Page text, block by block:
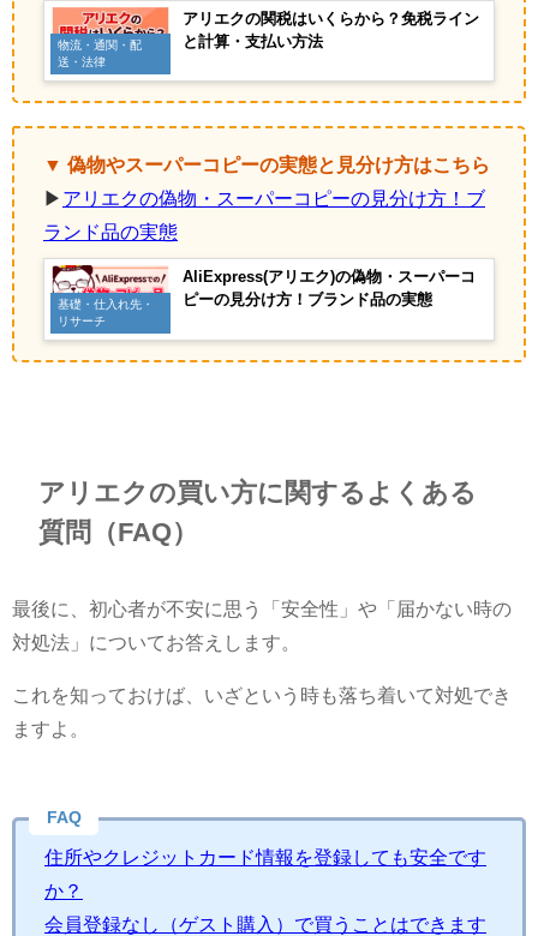
物流・通関・配
送・法律
アリエクの関税はいくらから？免税ライン
と計算・支払い方法
▼ 偽物やスーパーコピーの実態と見分け方はこちら
▶ アリエクの偽物・スーパーコピーの見分け方！ブ
ランド品の実態
基礎・仕入れ先・
リサーチ
AliExpress(アリエク)の偽物・スーパーコ
ピーの見分け方！ブランド品の実態
アリエクの買い方に関するよくある
質問（FAQ）
最後に、初心者が不安に思う「安全性」や「届かない時の
対処法」についてお答えします。
これを知っておけば、いざという時も落ち着いて対処でき
ますよ。
FAQ
住所やクレジットカード情報を登録しても安全です
か？
会員登録なし（ゲスト購入）で買うことはできます